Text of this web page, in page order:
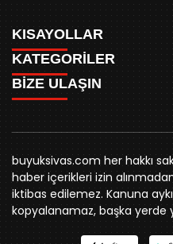
KISAYOLLAR
ANASAYFA
AKSU CANLI
MEYDAN CANLI
MEDRESELER CANLI
MERAKÜM CANLI
YUKARI TEKKE CANLI
KURUMSAL KİMLİK
REKLAM FİYATLARI
BİZE ULAŞIN
KÜNYE
KATEGORİLER
WHATSAPP
SPOR
SİYASET
BELEDİYE
SİVAS VALİLİĞİ
ÜNİVERSİTE
KURUMLAR
STK
YORUM
BİZE ULAŞIN
0346 221 00 60
Örtülüpınar Mah. İnönü
Sivas
buyuksivas.com her hakkı
haber içerikleri izin
iktibas edilemez. Kanuna
kopyalanamaz, başka yerde